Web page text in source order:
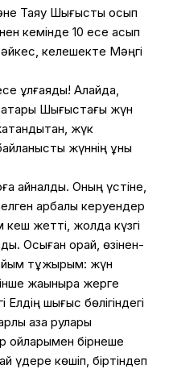
Таяу Шығысты қосып
кемінде 10 есе асып
келешекте Мәңгі
ұлғаяды! Алайда,
Шығыстағы жүн
жүк
жүннің құны
айналды. Оның үстіне,
арбалы керуендер
кеш жетті, жолда күзгі
Осыған орай, өзінен-
тұжырым: жүн
жақынырақ жерге
шығыс бөлігіндегі
қазақ рулары
қойларымен бірнеше
үдере көшіп, біртіндеп